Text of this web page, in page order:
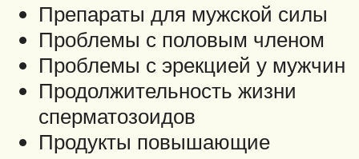
Препараты для мужской силы
Проблемы с половым членом
Проблемы с эрекцией у мужчин
Продолжительность жизни
сперматозоидов
Продукты повышающие